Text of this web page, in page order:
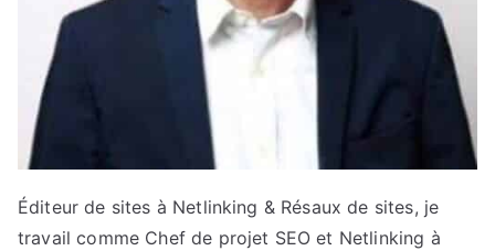
Éditeur de sites à Netlinking & Résaux de sites, je
travail comme Chef de projet SEO et Netlinking à